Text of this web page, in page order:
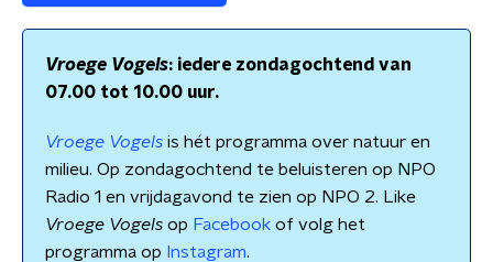
Vroege Vogels: iedere zondagochtend van
07.00 tot 10.00 uur.
Vroege Vogels is hét programma over natuur en
milieu. Op zondagochtend te beluisteren op NPO
Radio 1 en vrijdagavond te zien op NPO 2. Like
Vroege Vogels op Facebook of volg het
programma op Instagram.